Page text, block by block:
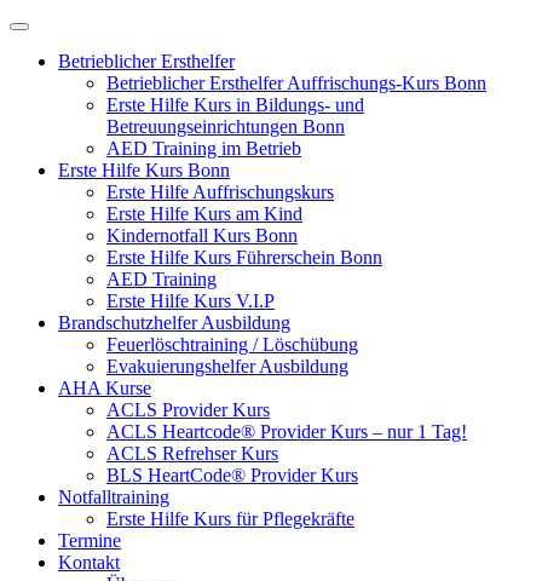
Betrieblicher Ersthelfer
Betrieblicher Ersthelfer Auffrischungs-Kurs Bonn
Erste Hilfe Kurs in Bildungs- und
Betreuungseinrichtungen Bonn
AED Training im Betrieb
Erste Hilfe Kurs Bonn
Erste Hilfe Auffrischungskurs
Erste Hilfe Kurs am Kind
Kindernotfall Kurs Bonn
Erste Hilfe Kurs Führerschein Bonn
AED Training
Erste Hilfe Kurs V.I.P
Brandschutzhelfer Ausbildung
Feuerlöschtraining / Löschübung
Evakuierungshelfer Ausbildung
AHA Kurse
ACLS Provider Kurs
ACLS Heartcode® Provider Kurs – nur 1 Tag!
ACLS Refrehser Kurs
BLS HeartCode® Provider Kurs
Notfalltraining
Erste Hilfe Kurs für Pflegekräfte
Termine
Kontakt